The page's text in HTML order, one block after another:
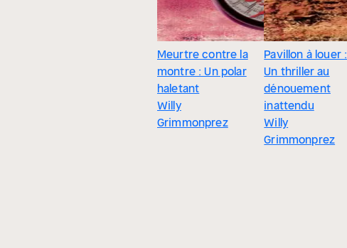
Meurtre contre la
montre : Un polar
haletant
Willy
Grimmonprez
Pavillon à louer :
Un thriller au
dénouement
inattendu
Willy
Grimmonprez